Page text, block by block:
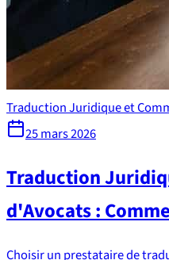
Traduction Juridique et
25 mars 2026
Traduction
d'Avocats :
Choisir un prestataire de